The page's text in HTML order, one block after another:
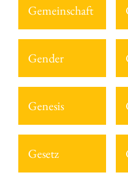
Gemeinschaft
Gender
Genesis
Gesetz